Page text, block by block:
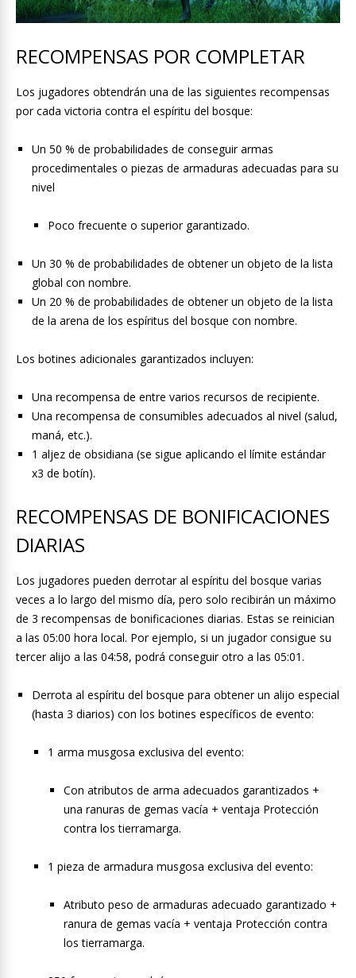
RECOMPENSAS POR COMPLETAR
Los jugadores obtendrán una de las siguientes recompensas
por cada victoria contra el espíritu del bosque:
Un 50 % de probabilidades de conseguir armas
procedimentales o piezas de armaduras adecuadas para su
nivel
Poco frecuente o superior garantizado.
Un 30 % de probabilidades de obtener un objeto de la lista
global con nombre.
Un 20 % de probabilidades de obtener un objeto de la lista
de la arena de los espíritus del bosque con nombre.
Los botines adicionales garantizados incluyen:
Una recompensa de entre varios recursos de recipiente.
Una recompensa de consumibles adecuados al nivel (salud,
maná, etc.).
1 aljez de obsidiana (se sigue aplicando el límite estándar
x3 de botín).
RECOMPENSAS DE BONIFICACIONES
DIARIAS
Los jugadores pueden derrotar al espíritu del bosque varias
veces a lo largo del mismo día, pero solo recibirán un máximo
de 3 recompensas de bonificaciones diarias. Estas se reinician
a las 05:00 hora local. Por ejemplo, si un jugador consigue su
tercer alijo a las 04:58, podrá conseguir otro a las 05:01.
Derrota al espíritu del bosque para obtener un alijo especial
(hasta 3 diarios) con los botines específicos de evento:
1 arma musgosa exclusiva del evento:
Con atributos de arma adecuados garantizados +
una ranuras de gemas vacía + ventaja Protección
contra los tierramarga.
1 pieza de armadura musgosa exclusiva del evento:
Atributo peso de armaduras adecuado garantizado +
ranura de gemas vacía + ventaja Protección contra
los tierramarga.